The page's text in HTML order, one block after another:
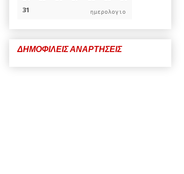
ημερολογιο
ΔΗΜΟΦΙΛΕΙΣ ΑΝΑΡΤΗΣΕΙΣ